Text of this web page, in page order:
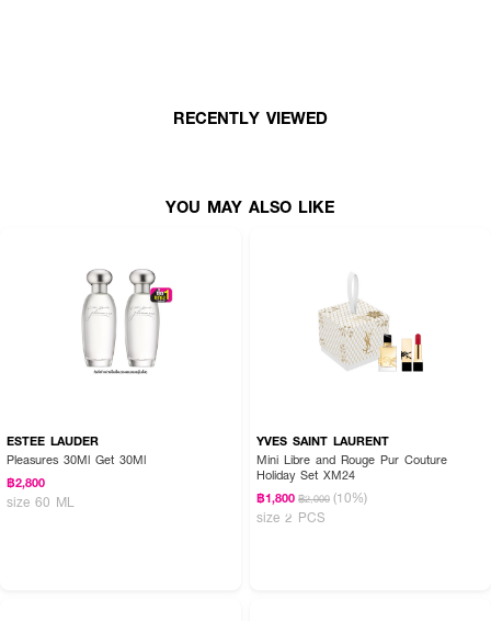
RECENTLY VIEWED
YOU MAY ALSO LIKE
ESTEE LAUDER
Pleasures 30Ml Get 30Ml
฿2,800
size 60 ML
YVES SAINT LAURENT
Mini Libre and Rouge Pur Couture
Holiday Set XM24
฿1,800 ฿2,000 (10%)
size 2 PCS